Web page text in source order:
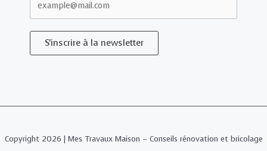
S'inscrire à la newsletter
Copyright 2026 | Mes Travaux Maison – Conseils rénovation et bricolage